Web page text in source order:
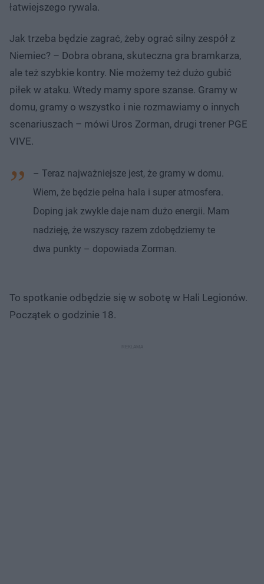
łatwiejszego rywala.
Jak trzeba będzie zagrać, żeby ograć silny zespół z
Niemiec? – Dobra obrana, skuteczna gra bramkarza,
ale też szybkie kontry. Nie możemy też dużo gubić
piłek w ataku. Wtedy mamy spore szanse. Gramy w
domu, gramy o wszystko i nie rozmawiamy o innych
scenariuszach – mówi Uros Zorman, drugi trener PGE
VIVE.
– Teraz najważniejsze jest, że gramy w domu.
Wiem, że będzie pełna hala i super atmosfera.
Doping jak zwykle daje nam dużo energii. Mam
nadzieję, że wszyscy razem zdobędziemy te
dwa punkty – dopowiada Zorman.
To spotkanie odbędzie się w sobotę w Hali Legionów.
Początek o godzinie 18.